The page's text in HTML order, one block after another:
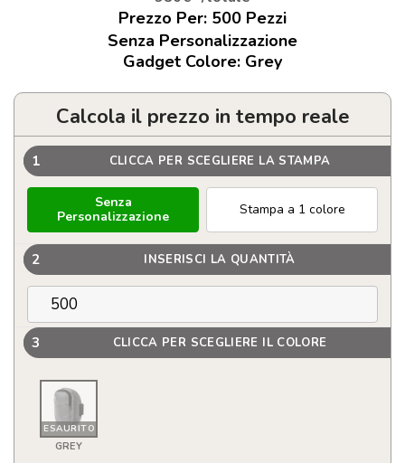
Prezzo Per: 500 Pezzi
Senza Personalizzazione
Gadget Colore: Grey
Calcola il prezzo in tempo reale
1 CLICCA PER SCEGLIERE LA STAMPA
Senza
Personalizzazione
Stampa a 1 colore
2 INSERISCI LA QUANTITÀ
3 CLICCA PER SCEGLIERE IL COLORE
ESAURITO
GREY